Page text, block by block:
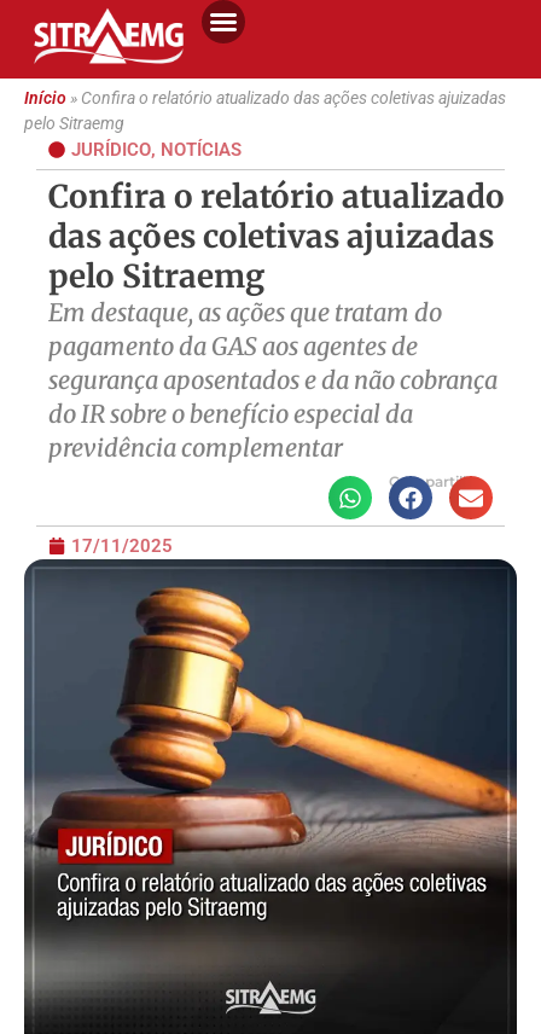
Início» Confira o relatório atualizado das ações coletivas ajuizadas
pelo Sitraemg
JURÍDICO, NOTÍCIAS
Confira o relatório atualizado
das ações coletivas ajuizadas
pelo Sitraemg
Em destaque, as ações que tratam do
pagamento da GAS aos agentes de
segurança aposentados e da não cobrança
do IR sobre o benefício especial da
previdência complementar
Compartilhe
17/11/2025